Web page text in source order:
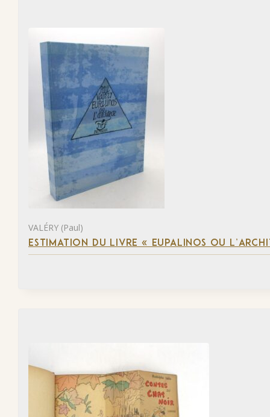
VALÉRY (Paul)
ESTIMATION DU LIVRE « EUPALINOS OU